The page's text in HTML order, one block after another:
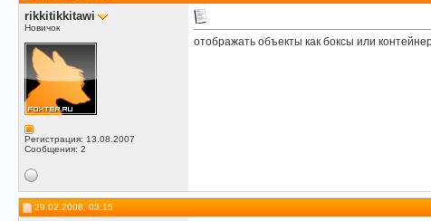
rikkitikkitawi
Новичок
Регистрация: 13.08.2007
Сообщения: 2
отображать объекты как боксы или
29.02.2008, 03:15